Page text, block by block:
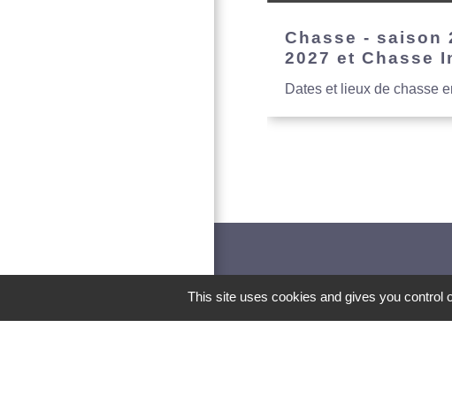
Chasse - saison
2027 et Chasse
Dates et lieux de chasse
This site uses cookies and gives you control